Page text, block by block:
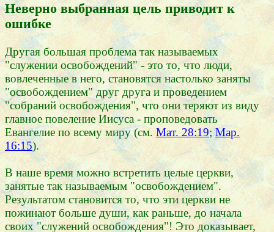
Неверно выбранная цель приводит к
ошибке
Другая большая проблема так называемых
"служении освобождений" - это то, что люди,
вовлеченные в него, становятся настолько заняты
"освобождением" друг друга и проведением
"собраний освобождения", что они теряют из виду
главное повеление Иисуса - проповедовать
Евангелие по всему миру (см. Мат. 28:19;Мар.
16:15).
В наше время можно встретить целые церкви,
занятые так называемым "освобождением".
Результатом становится то, что эти церкви не
пожинают больше души, как раньше, до начала
своих "служений освобождения"! Это доказывает,